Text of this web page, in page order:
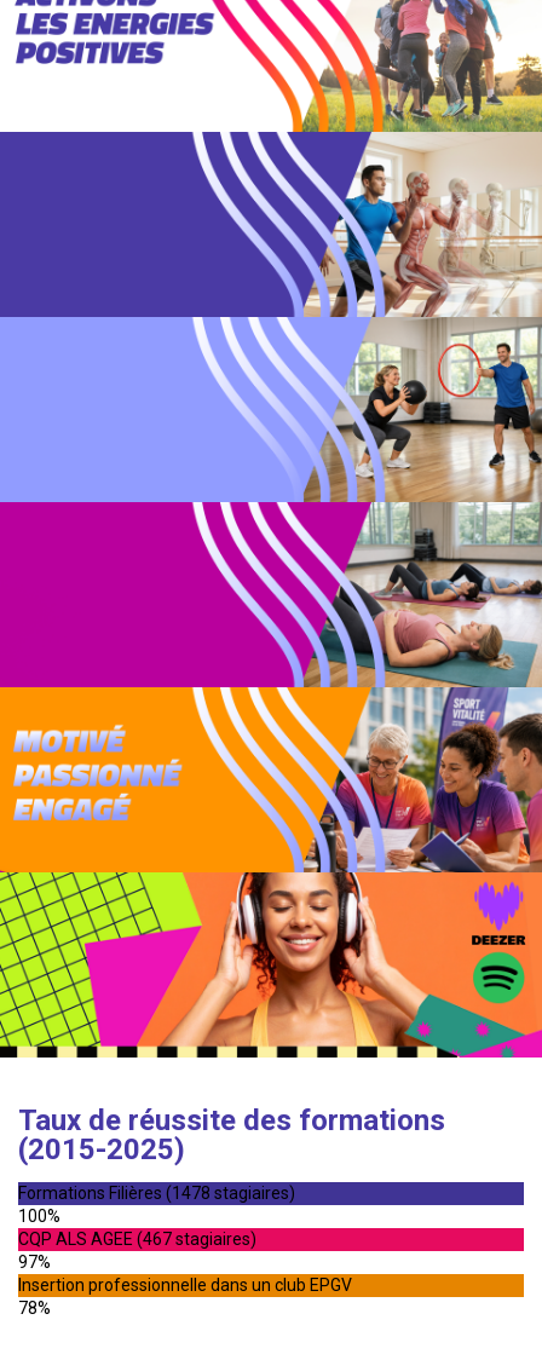
Taux de réussite des formations
(2015-2025)
Formations Filières (1478 stagiaires)
100%
CQP ALS AGEE (467 stagiaires)
97%
Insertion professionnelle dans un club EPGV
78%